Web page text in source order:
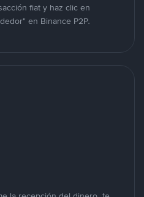
fiat y haz clic en
en Binance P2P.